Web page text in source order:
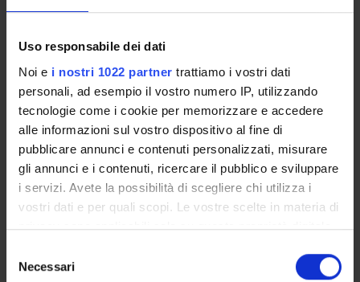
Uso responsabile dei dati
Noi e i nostri 1022 partner trattiamo i vostri dati
personali, ad esempio il vostro numero IP, utilizzando
tecnologie come i cookie per memorizzare e accedere
alle informazioni sul vostro dispositivo al fine di
pubblicare annunci e contenuti personalizzati, misurare
gli annunci e i contenuti, ricercare il pubblico e sviluppare
i servizi. Avete la possibilità di scegliere chi utilizza i
vostri dati e per quali scopi. Le vostre scelte in materia di
privacy sono applicabili solo su questa proprietà digitale
modificare o revocare il proprio consenso in qualsiasi
delNecessari
Overview
Enrolment Policy
Courses
Academic Calendar
Lesson timetable
Degree Programme
Governing bodies